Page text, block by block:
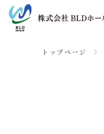
トップページ ＞